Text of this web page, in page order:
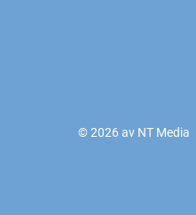
© 2026 av NT Media